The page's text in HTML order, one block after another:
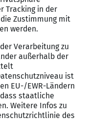
Weiterentwicklung
Benefits